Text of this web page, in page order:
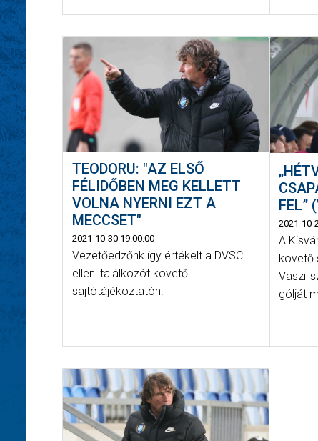
TEODORU: "AZ ELSŐ
FÉLIDŐBEN MEG KELLETT
VOLNA NYERNI EZT A
MECCSET"
2021-10-30 19:00:00
Vezetőedzőnk így értékelt a DVSC
elleni találkozót követő
sajtótájékoztatón.
FEL”
2021-10-
A
követő
gólját